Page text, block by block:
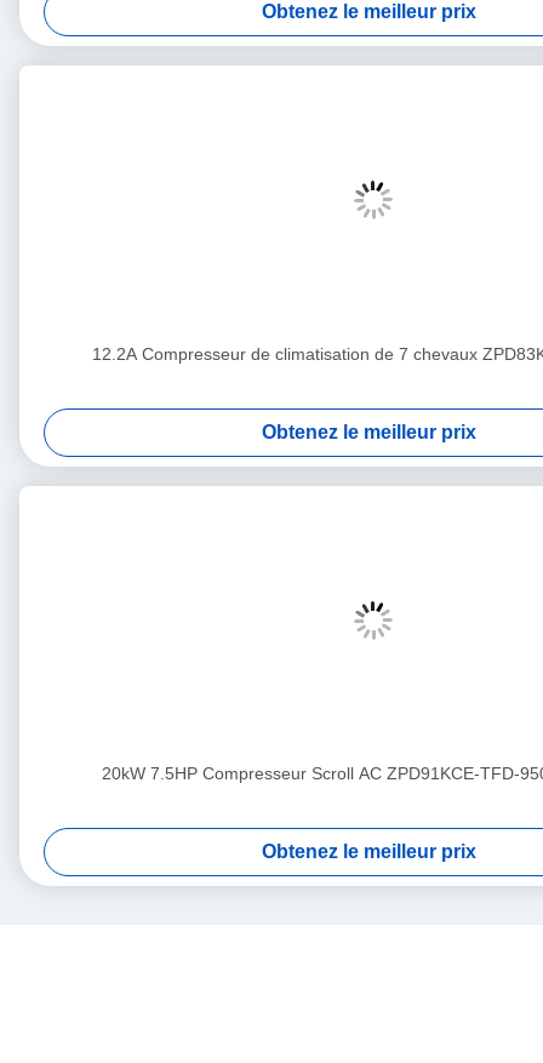
Obtenez le meilleur prix
12.2A Compresseur de climatisation de 7 chevaux
Obtenez le meilleur prix
20kW 7.5HP Compresseur Scroll AC ZPD91KCE-TFD-
Obtenez le meilleur prix